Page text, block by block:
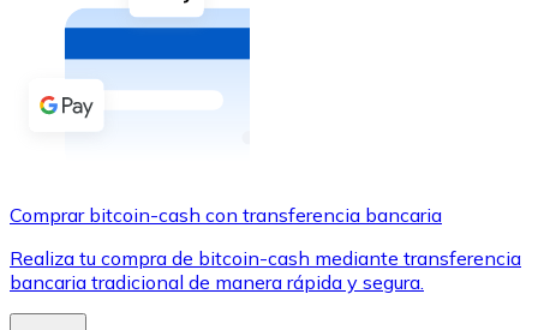
Comprar con efectivo
Transferencia SEPA
Añade fondos a tu cuenta Bitnovo o realiza compras
Utiliza tarjetas Visa y Mastercard para comprar
Comprar con tarjeta
Tienda - Tarjetas regalo
Comprar bitcoin-cash con transferencia bancaria
Realiza tu compra de bitcoin-cash mediante transferencia
bancaria tradicional de manera rápida y segura.